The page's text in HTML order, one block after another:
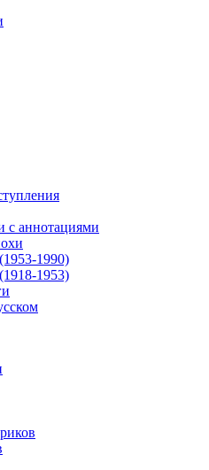
с аннотациями
1990)
1953)